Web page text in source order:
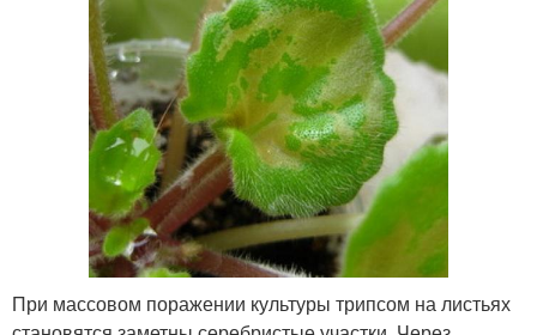
При массовом поражении культуры трипсом на листьях